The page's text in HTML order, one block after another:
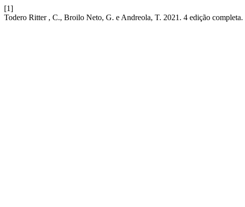
[1]
Todero Ritter , C., Broilo Neto, G. e Andreola, T. 2021. 4 edição completa.